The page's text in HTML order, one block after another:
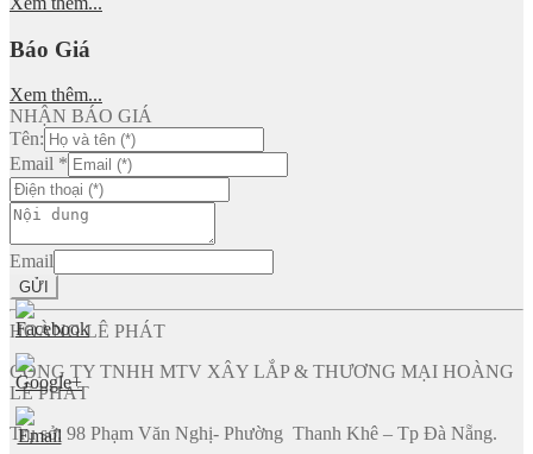
Báo Giá
Xem thêm...
NHẬN BÁO GIÁ
Tên:
Email *
Email
GỬI
HOÀNG LÊ PHÁT
CÔNG TY TNHH MTV XÂY LẮP & THƯƠNG MẠI HOÀNG
LÊ PHÁT
Trụ sở: 98 Phạm Văn Nghị- Phường Thanh Khê – Tp Đà Nẵng.